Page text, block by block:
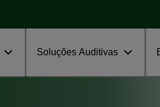
Soluções Auditivas